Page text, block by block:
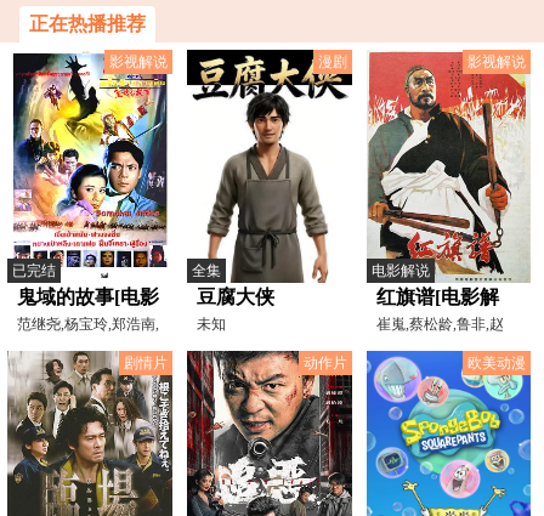
正在热播推荐
影视解说
已完结
鬼域的故事[电影
解说]
范继尧,杨宝玲,郑浩南,
高飞,方中信,邵音音
漫剧
全集
豆腐大侠
未知
影视解说
电影解说
红旗谱[电影解
说]
崔嵬,蔡松龄,鲁非,赵
联,俞平
剧情片
动作片 欧美动漫